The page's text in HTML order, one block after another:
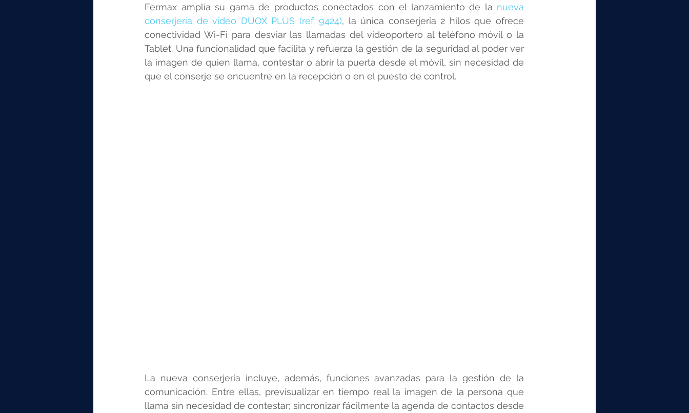
elektrotools-P040000
elektrotools-P045000 elektrotools-P01961
Fermax amplía su gama de productos conectados con el lanzamiento de la nueva
conserjería de vídeo DUOX PLUS (ref. 9424), la única conserjería 2 hilos que ofrece
conectividad Wi-Fi para desviar las llamadas del videoportero al teléfono móvil o la
Tablet. Una funcionalidad que facilita y refuerza la gestión de la seguridad al poder ver
la imagen de quien llama, contestar o abrir la puerta desde el móvil, sin necesidad de
que el conserje se encuentre en la recepción o en el puesto de control.
La nueva conserjería incluye, además, funciones avanzadas para la gestión de la
comunicación. Entre ellas, previsualizar en tiempo real la imagen de la persona que
llama sin necesidad de contestar; sincronizar fácilmente la agenda de contactos desde